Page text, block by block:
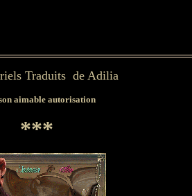
Traduits de Adilia
aimable autorisation
***